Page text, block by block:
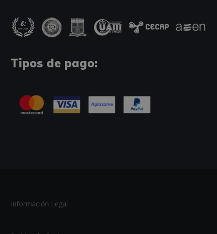
Tipos de pago:
Información Legal